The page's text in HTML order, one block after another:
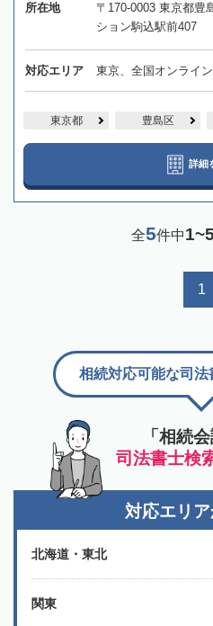
所在地
〒170-0003 東京都豊
ション駒込駅前407
対応エリア 東京、全国オンライ
東京都 豊島区
詳細
全5件中1~5
1
「相続
司法書士検
相続対応可能な司法
対応エリ
北海道・東北
関東